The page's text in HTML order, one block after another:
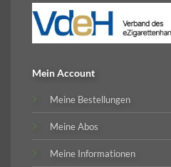
Mein Account
Meine Bestellungen
Meine Abos
Meine Informationen